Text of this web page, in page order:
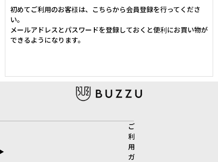
初めてご利用のお客様は、こちらから会員登録を行ってくださ
い。
メールアドレスとパスワードを登録しておくと便利にお買い物が
できるようになります。
ご
利
用
ガ